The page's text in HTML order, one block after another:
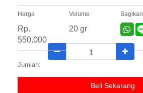
Harga
Rp.
550.000
Volume
20 gr
Bagikan
Jumlah:
Beli Sekarang